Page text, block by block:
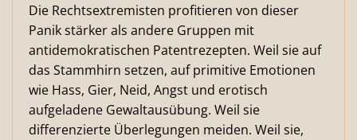
Die Rechtsextremisten profitieren von dieser
Panik stärker als andere Gruppen mit
antidemokratischen Patentrezepten. Weil sie auf
das Stammhirn setzen, auf primitive Emotionen
wie Hass, Gier, Neid, Angst und erotisch
aufgeladene Gewaltausübung. Weil sie
differenzierte Überlegungen meiden. Weil sie,